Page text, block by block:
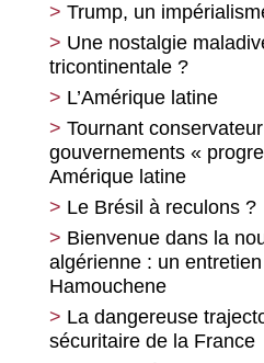
Trump, un
Une nostalgie
tricontinentale ?
L’Amérique latine
Tournant
gouvernements «
Amérique latine
Le Brésil à reculons ?
Bienvenue dans la
algérienne : un
Hamouchene
La dangereuse
sécuritaire de la France